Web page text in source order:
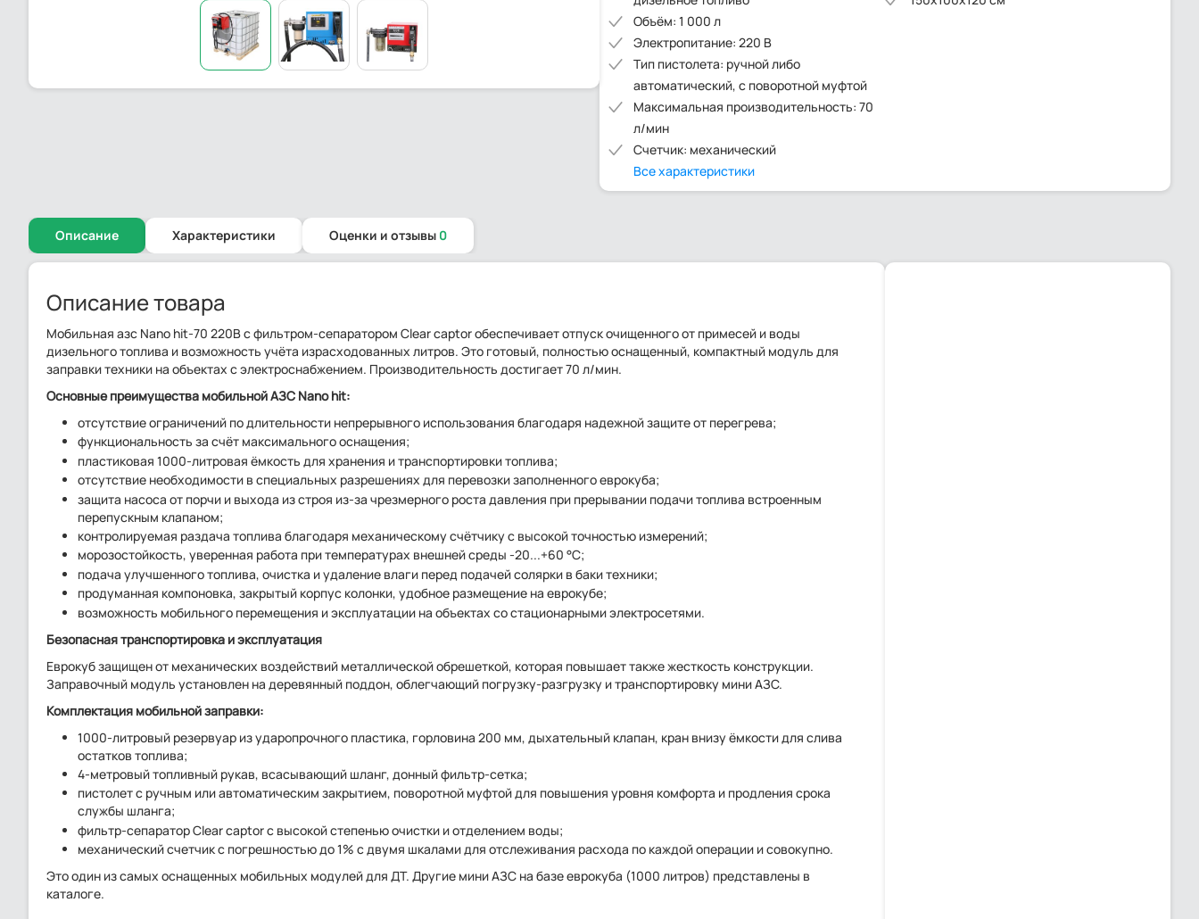
Объём: 1 000 л
Электропитание: 220 В
Тип пистолета: ручной либо
автоматический, с поворотной муфтой
Максимальная производительность: 70
л/мин
Счетчик: механический
Все характеристики
Описание Характеристики Оценки и отзывы 0
Описание товара
Мобильная азс Nano hit-70 220В c фильтром-сепаратором Clear captor обеспечивает отпуск очищенного от примесей и воды
дизельного топлива и возможность учёта израсходованных литров. Это готовый, полностью оснащенный, компактный модуль для
заправки техники на объектах с электроснабжением. Производительность достигает 70 л/мин.
Основные преимущества мобильной АЗС Nano hit:
отсутствие ограничений по длительности непрерывного использования благодаря надежной защите от перегрева;
функциональность за счёт максимального оснащения;
пластиковая 1000-литровая ёмкость для хранения и транспортировки топлива;
отсутствие необходимости в специальных разрешениях для перевозки заполненного еврокуба;
защита насоса от порчи и выхода из строя из-за чрезмерного роста давления при прерывании подачи топлива встроенным
перепускным клапаном;
контролируемая раздача топлива благодаря механическому счётчику с высокой точностью измерений;
морозостойкость, уверенная работа при температурах внешней среды -20...+60 °С;
подача улучшенного топлива, очистка и удаление влаги перед подачей солярки в баки техники;
продуманная компоновка, закрытый корпус колонки, удобное размещение на еврокубе;
возможность мобильного перемещения и эксплуатации на объектах со стационарными электросетями.
Безопасная транспортировка и эксплуатация
Еврокуб защищен от механических воздействий металлической обрешеткой, которая повышает также жесткость конструкции.
Заправочный модуль установлен на деревянный поддон, облегчающий погрузку-разгрузку и транспортировку мини АЗС.
Комплектация мобильной заправки:
1000-литровый резервуар из ударопрочного пластика, горловина 200 мм, дыхательный клапан, кран внизу ёмкости для слива
остатков топлива;
4-метровый топливный рукав, всасывающий шланг, донный фильтр-сетка;
пистолет с ручным или автоматическим закрытием, поворотной муфтой для повышения уровня комфорта и продления срока
службы шланга;
фильтр-сепаратор Clear captor с высокой степенью очистки и отделением воды;
механический счетчик с погрешностью до 1% с двумя шкалами для отслеживания расхода по каждой операции и совокупно.
Это один из самых оснащенных мобильных модулей для ДТ. Другие мини АЗС на базе еврокуба (1000 литров) представлены в
каталоге.